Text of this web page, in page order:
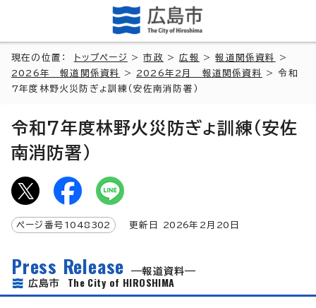
現在の位置： トップページ >市政 >広報 >報道関係資料
>
2026年 報道関係資料
> 2026年2月 報道関係資料
> 令和
7年度林野火災防ぎょ訓練（安佐南消防署）
令和7年度林野火災防ぎょ訓練（安佐
南消防署）
ページ番号 1048302 更新日 2026年2月 20 日
Press Release
報道資料
広島市 The City of HIROSHIMA